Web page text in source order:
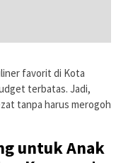
favorit di Kota
terbatas. Jadi,
tanpa harus merogoh
untuk Anak